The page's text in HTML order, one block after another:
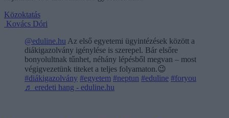
Közoktatás
Kovács Dóri
@eduline.hu Az első egyetemi ügyintézések között a
diákigazolvány igénylése is szerepel. Bár elsőre
bonyolultnak tűnhet, néhány lépésből megvan – most
végigvezetünk titeket a teljes folyamaton.😉
#diákigazolvány #egyetem #neptun #eduline #foryou
♬ eredeti hang - eduline.hu